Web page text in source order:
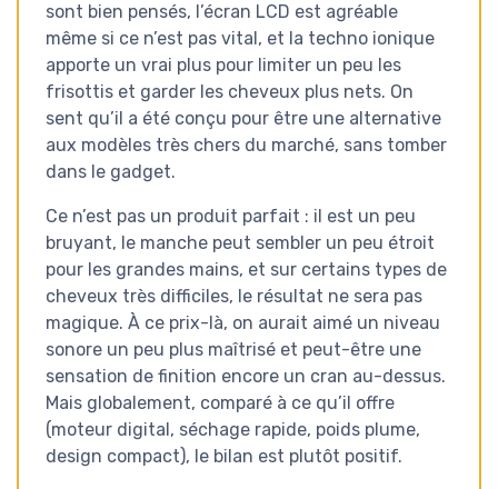
sont bien pensés, l’écran LCD est agréable
même si ce n’est pas vital, et la techno ionique
apporte un vrai plus pour limiter un peu les
frisottis et garder les cheveux plus nets. On
sent qu’il a été conçu pour être une alternative
aux modèles très chers du marché, sans tomber
dans le gadget.
Ce n’est pas un produit parfait : il est un peu
bruyant, le manche peut sembler un peu étroit
pour les grandes mains, et sur certains types de
cheveux très difficiles, le résultat ne sera pas
magique. À ce prix-là, on aurait aimé un niveau
sonore un peu plus maîtrisé et peut-être une
sensation de finition encore un cran au-dessus.
Mais globalement, comparé à ce qu’il offre
(moteur digital, séchage rapide, poids plume,
design compact), le bilan est plutôt positif.